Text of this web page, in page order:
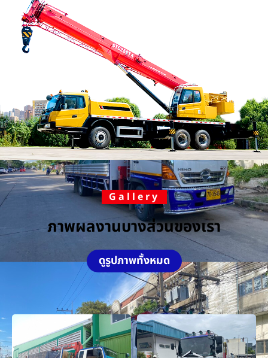
Gallery
ภาพผลงานบางส่วนของเรา
ดูรูปภาพทั้งหมด